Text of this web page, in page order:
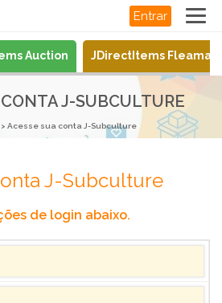
Entrar
Auction JDirectItems
J-SUBCULTURE
Acesse sua conta J-Subculture
J-Subculture
de login abaixo.